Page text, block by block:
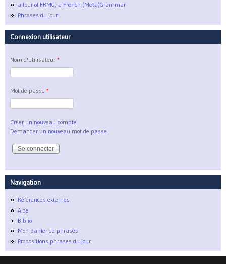
a tour of FRMG, a French (Meta)Grammar
Phrases du jour
Connexion utilisateur
Nom d'utilisateur *
Mot de passe *
Créer un nouveau compte
Demander un nouveau mot de passe
Navigation
Références externes
Aide
Biblio
Mon panier de phrases
Propositions phrases du jour